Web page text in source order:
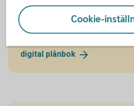
Därefter kan du börja handla
fått det. Läs mer om våra
digital plånbok
Cookie-